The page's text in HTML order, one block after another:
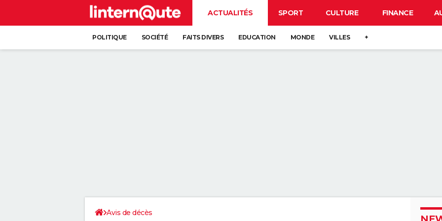
ACTUALITÉS SPORT CULTURE FINANCE
POLITIQUE SOCIÉTÉ FAITS DIVERS EDUCATION MONDE VILLES +
Avis de décès